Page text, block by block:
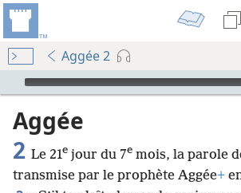
Aggée 2
Audio Player
Aggée
2 Le 21e jour du 7e mois, la parole
transmise par le prophète Aggée+